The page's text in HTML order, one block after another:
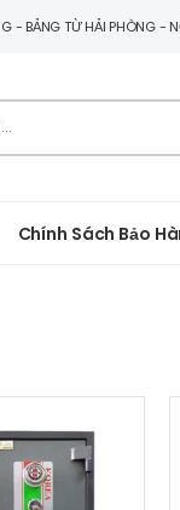
- BẢNG TỪ HẢI PHÒNG -
Chính Sách Bảo